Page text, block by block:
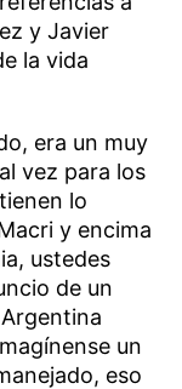
y Javier
la vida
era un muy
vez para los
lo
y encima
ustedes
de un
un
eso